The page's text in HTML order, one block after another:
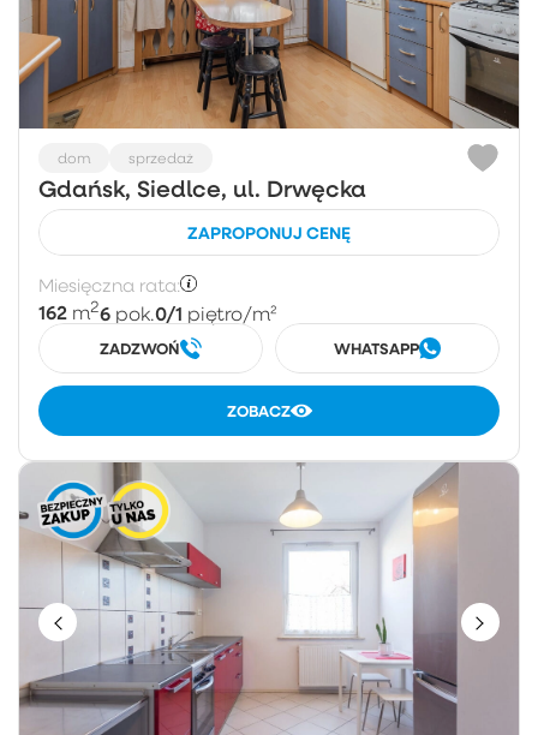
dom sprzedaż
Gdańsk, Siedlce, ul. Drwęcka
ZAPROPONUJ CENĘ
Miesięczna rata:
162 m26 pok.0/1 piętro/m²
ZADZWOŃ WHATSAPP
ZOBACZ